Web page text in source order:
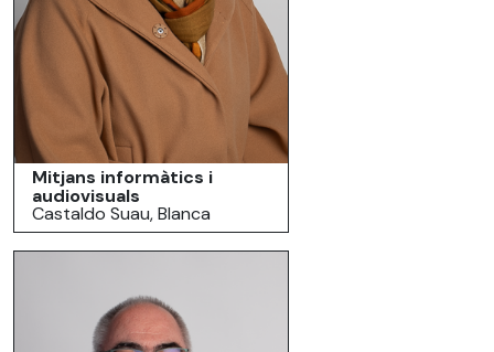
Mitjans informàtics i
audiovisuals
Castaldo Suau, Blanca